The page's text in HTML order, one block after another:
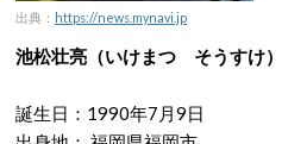
出典： https://news.mynavi.jp
池松壮亮（いけまつ そうすけ）
誕生日：1990年7月9日